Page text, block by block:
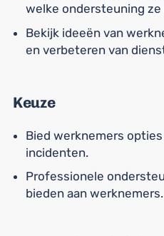
welke ondersteuning ze
Bekijk ideeën van
en verbeteren van
Keuze
Bied werknemers
incidenten.
Professionele
bieden aan werknemers.